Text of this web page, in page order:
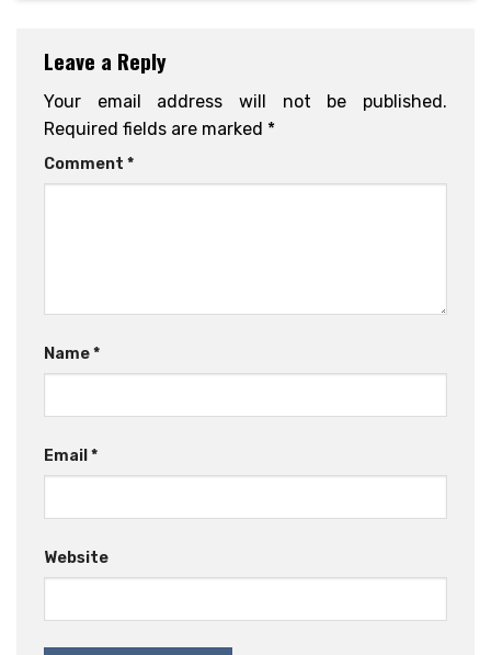
Leave a Reply
Your email address will not be published.
Required fields are marked *
Comment *
Name*
Email *
Website